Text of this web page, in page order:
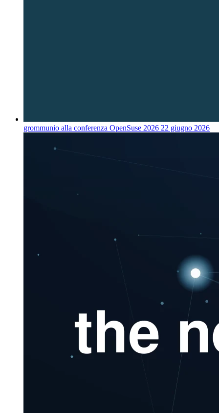
grommunio alla conferenza OpenSuse 2026 22 giugno 2026